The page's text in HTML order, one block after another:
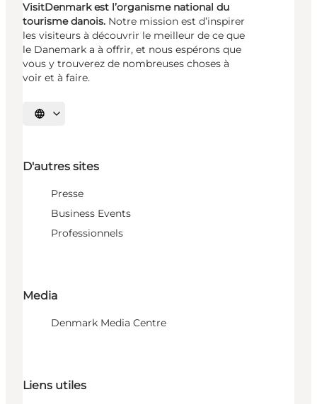
VisitDenmark est l’organisme national du
tourisme danois. Notre mission est d’inspirer
les visiteurs à découvrir le meilleur de ce que
le Danemark a à offrir, et nous espérons que
vous y trouverez de nombreuses choses à
voir et à faire.
Choisissez la langue
D'autres sites
Presse
Business Events
Professionnels
Media
Denmark Media Centre
Liens utiles